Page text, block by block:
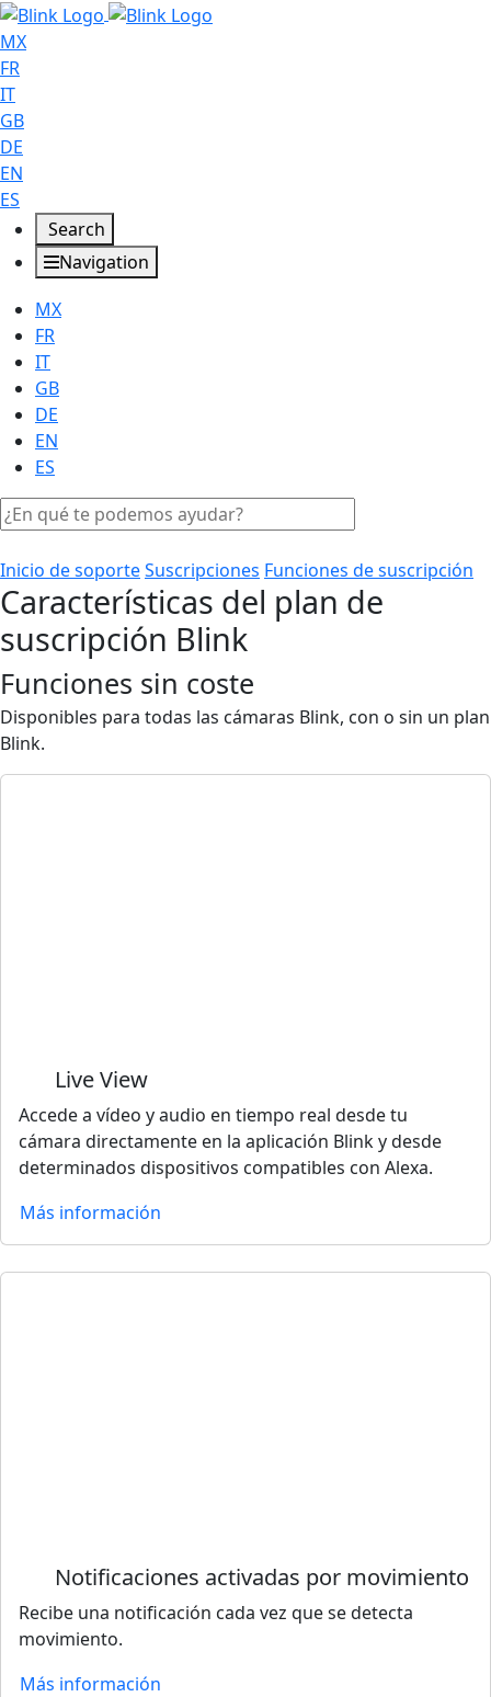
MX
FR
IT
GB
DE
EN
ES
Search
Navigation
MX
FR
IT
GB
DE
EN
ES
Inicio de soporteSuscripciones Funciones de suscripción
Características del plan de
suscripción Blink
Funciones sin coste
Disponibles para todas las cámaras Blink, con o sin un plan
Blink.
Live View
Accede a vídeo y audio en tiempo real desde tu
cámara directamente en la aplicación Blink y desde
determinados dispositivos compatibles con Alexa.
Más información
Notificaciones activadas por movimiento
Recibe una notificación cada vez que se detecta
movimiento.
Más información